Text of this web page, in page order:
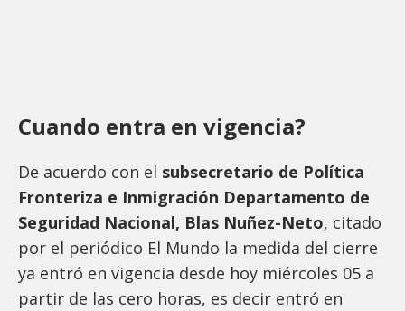
Cuando entra en vigencia?
De acuerdo con el subsecretario de Política
Fronteriza e Inmigración Departamento de
Seguridad Nacional, Blas Nuñez-Neto, citado
por el periódico El Mundo la medida del cierre
ya entró en vigencia desde hoy miércoles 05 a
partir de las cero horas, es decir entró en